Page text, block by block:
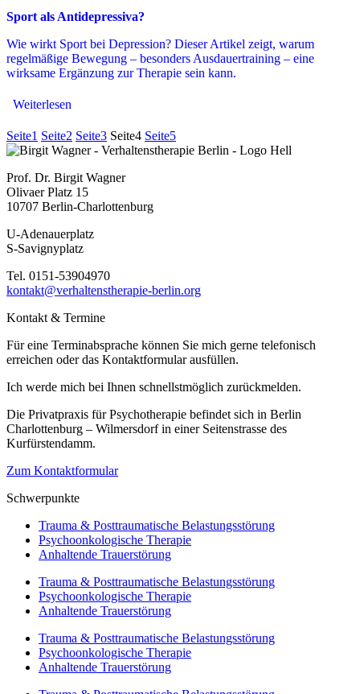
Sport als Antidepressiva?
Wie wirkt Sport bei Depression? Dieser Artikel zeigt, warum
regelmäßige Bewegung – besonders Ausdauertraining – eine
wirksame Ergänzung zur Therapie sein kann.
Weiterlesen
Seite1 Seite2 Seite3 Seite4 Seite5
Prof. Dr. Birgit Wagner
Olivaer Platz 15
10707 Berlin-Charlottenburg
U-Adenauerplatz
​S-Savignyplatz
Tel. 0151-53904970
kontakt@verhaltenstherapie-berlin.org
Kontakt & Termine
Für eine Terminabsprache können Sie mich gerne telefonisch
erreichen oder das Kontaktformular ausfüllen.
Ich werde mich bei Ihnen schnellstmöglich zurückmelden.
Die Privatpraxis für Psychotherapie befindet sich in Berlin
Charlottenburg – Wilmersdorf in einer Seitenstrasse des
Kurfürstendamm.
Zum Kontaktformular
Schwerpunkte
Trauma & Posttraumatische Belastungsstörung
Psychoonkologische Therapie
Anhaltende Trauerstörung
Trauma & Posttraumatische Belastungsstörung
Psychoonkologische Therapie
Anhaltende Trauerstörung
Trauma & Posttraumatische Belastungsstörung
Psychoonkologische Therapie
Anhaltende Trauerstörung